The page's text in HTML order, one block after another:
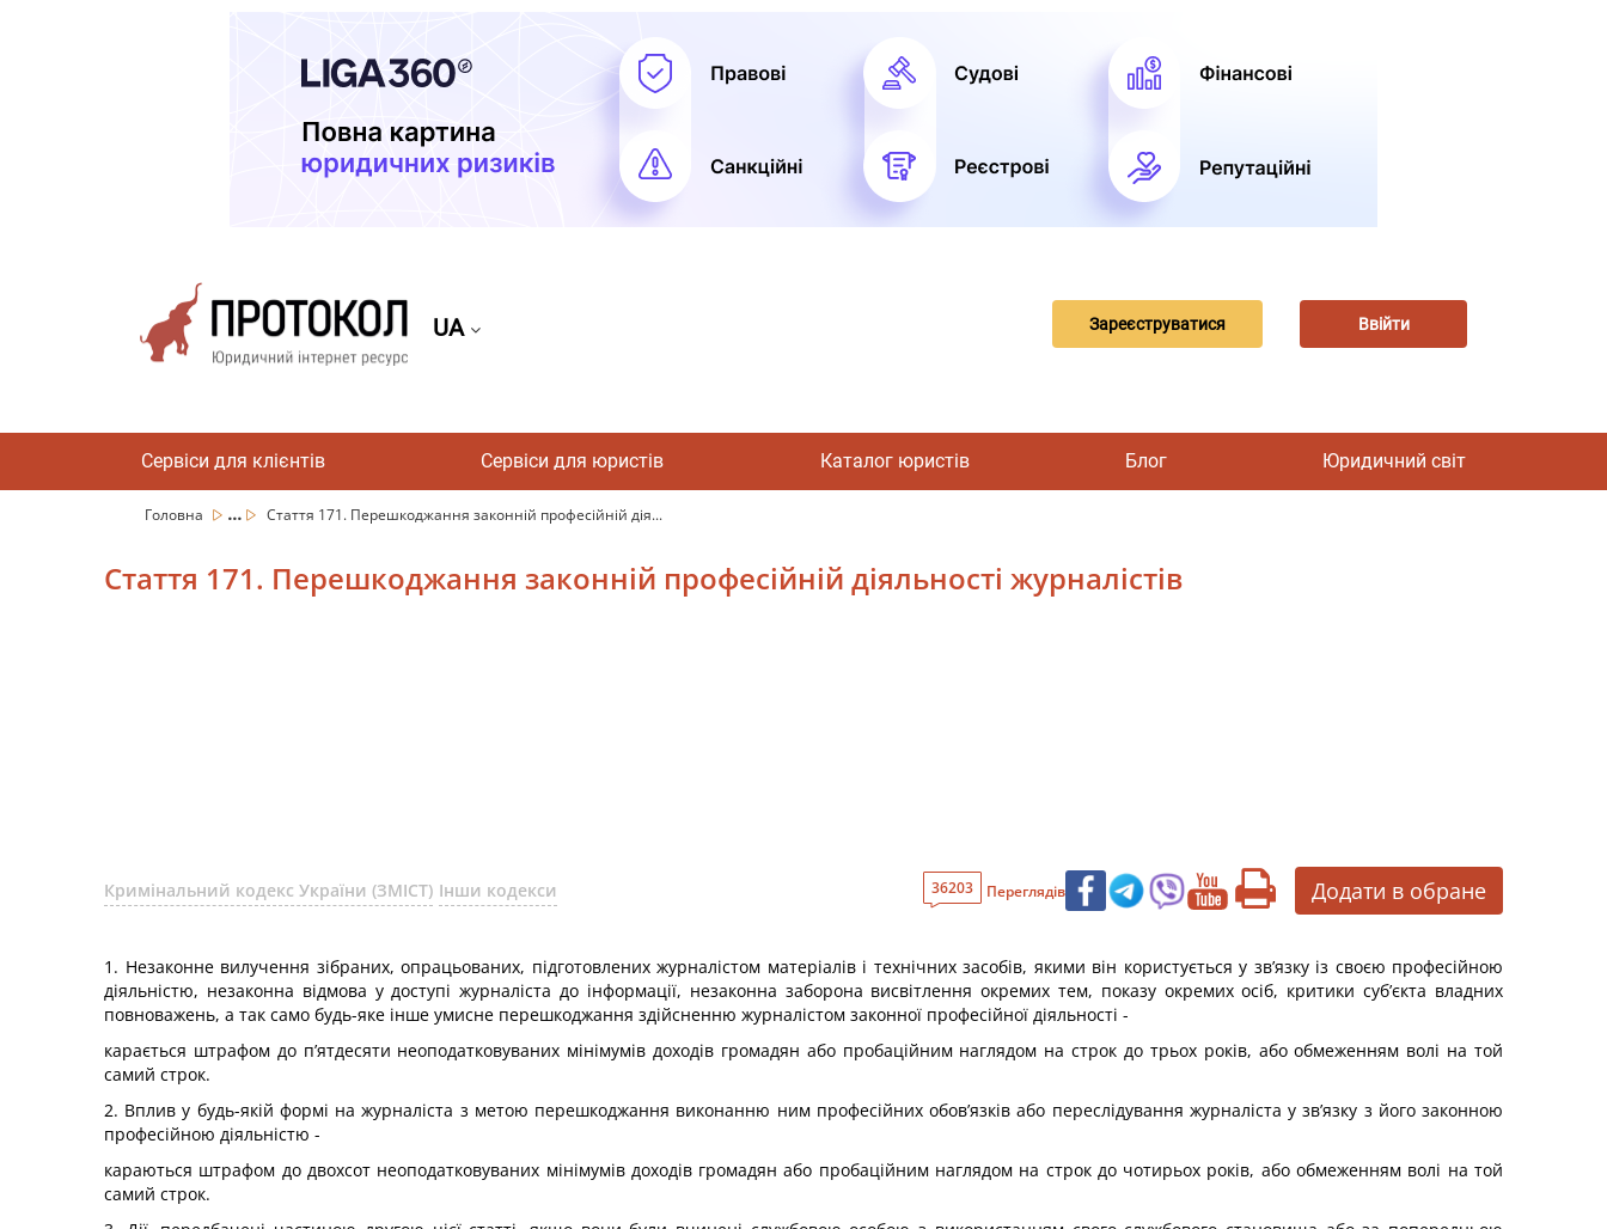
UA Зареєструватися Ввійти
Сервіси для клієнтів Сервіси для юристів Каталог юристів Блог Юридичний світ
Головна ... Стаття 171. Перешкоджання законній професійній дія...
Стаття 171. Перешкоджання законній професійній діяльності журналістів
Кримінальний кодекс України (ЗМІСТ) Інши кодекси 36203 Переглядів Додати в обране
1. Незаконне вилучення зібраних, опрацьованих, підготовлених журналістом матеріалів і технічних засобів, якими він користується у зв’язку із своєю професійною
діяльністю, незаконна відмова у доступі журналіста до інформації, незаконна заборона висвітлення окремих тем, показу окремих осіб, критики суб’єкта владних
повноважень, а так само будь-яке інше умисне перешкоджання здійсненню журналістом законної професійної діяльності -
карається штрафом до п’ятдесяти неоподатковуваних мінімумів доходів громадян або пробаційним наглядом на строк до трьох років, або обмеженням волі на той
самий строк.
2. Вплив у будь-якій формі на журналіста з метою перешкоджання виконанню ним професійних обов’язків або переслідування журналіста у зв’язку з його законною
професійною діяльністю -
караються штрафом до двохсот неоподатковуваних мінімумів доходів громадян або пробаційним наглядом на строк до чотирьох років, або обмеженням волі на той
самий строк.